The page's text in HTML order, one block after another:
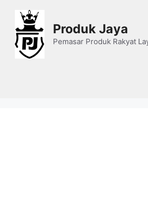
content
Produk Jaya
Pemasar Produk Rakyat